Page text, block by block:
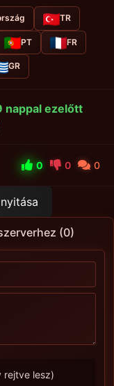
TR
PT FR
GR
nappal ezelőtt
0 0 0
(0)
rejtve lesz)